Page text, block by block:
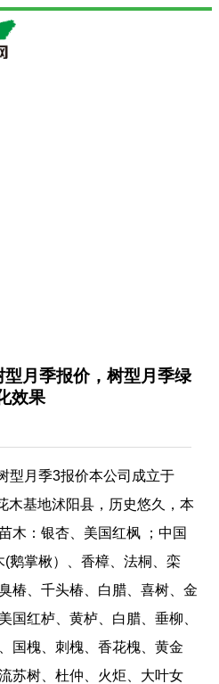
月季报价，树型月季绿
效果
型月季3报价本公司成立于
木基地沭阳县，历史悠久，本
木：银杏、美国红枫 ；中国
鹅掌楸）、香樟、法桐、栾
椿、千头椿、白腊、喜树、金
国红栌、黄栌、白腊、垂柳、
国槐、刺槐、香花槐、黄金
苏树、杜仲、火炬、大叶女